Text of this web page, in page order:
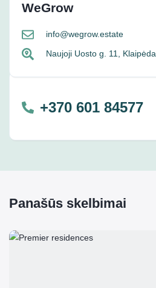
WeGrow
info@wegrow.estate
Naujoji Uosto g. 11, Klaipėda
+370 601 84577
Panašūs skelbimai